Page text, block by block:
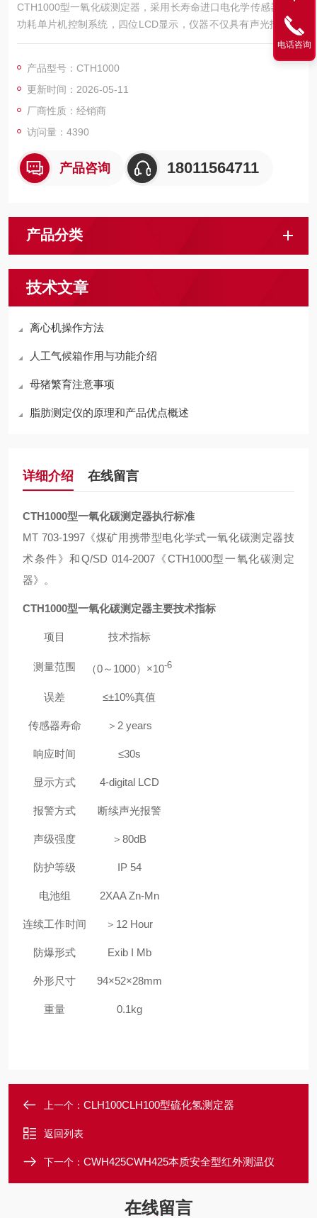
CTH1000型一氧化碳测定器，采用长寿命进口电化学传感器和微
功耗单片机控制系统，四位LCD显示，仪器不仅具有声光报警、
零点跟踪、自动背光、欠压报警等功能，还具有准确可靠、使用
CTH1000型一氧化碳测定器广泛适用于存在易燃易爆可燃性气体
混合物的工作环境中连续检测一氧化碳气体的浓度。
产品型号：CTH1000
更新时间：2026-05-11
厂商性质：经销商
访问量：4390
产品咨询 18011564711
产品分类
技术文章
离心机操作方法
人工气候箱作用与功能介绍
母猪繁育注意事项
脂肪测定仪的原理和产品优点概述
详细介绍 在线留言
CTH1000型一氧化碳测定器执行标准
MT 703-1997《煤矿用携带型电化学式一氧化碳测定器技
术条件》和Q/SD 014-2007《CTH1000型一氧化碳测定
器》。
CTH1000型一氧化碳测定器主要技术指标
项目 技术指标
测量范围 （0～1000）×10-6
误差 ≤±10%真值
传感器寿命 ＞2 years
响应时间 ≤30s
显示方式 4-digital LCD
报警方式 断续声光报警
声级强度 ＞80dB
防护等级 IP 54
电池组 2XAA Zn-Mn
连续工作时间 ＞12 Hour
防爆形式 Exib I Mb
外形尺寸 94×52×28mm
重量 0.1kg
上一个： CLH100CLH100型硫化氢测定器
返回列表
下一个： CWH425CWH425本质安全型红外测温仪
在线留言
电话咨询